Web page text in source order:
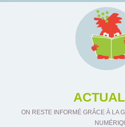
ON RESTE INFORMÉ GRÂCE À LA